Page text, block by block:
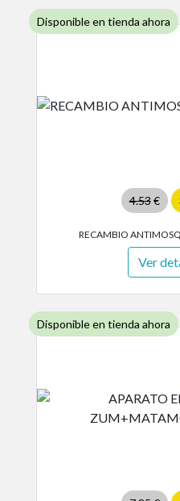
Disponible en tienda ahora
4.53€
RECAMBIO
Ver
Disponible en tienda ahora